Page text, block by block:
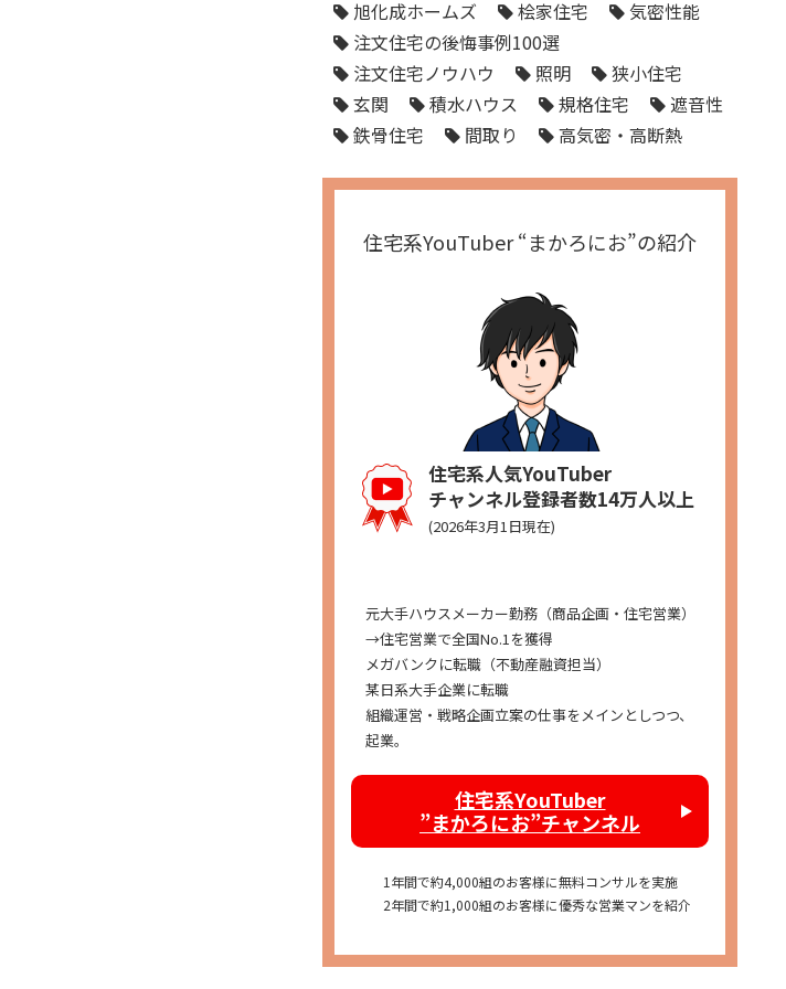
旭化成ホームズ 桧家住宅
気密性能
注文住宅の後悔事例100選
注文住宅ノウハウ
照明
狭小住宅
玄関
積水ハウス 規格住宅
遮音性
鉄骨住宅
間取り 高気密・高断熱
住宅系YouTuber “まかろにお”の紹介
住宅系人気YouTuber
チャンネル登録者数14万人以上
(2026年3月1日現在)
元大手ハウスメーカー勤務（商品企画・住宅営業）
→住宅営業で全国No.1を獲得
メガバンクに転職（不動産融資担当）
某日系大手企業に転職
組織運営・戦略企画立案の仕事をメインとしつつ、
起業。
住宅系YouTuber
”まかろにお”チャンネル
1年間で約4,000組のお客様に無料コンサルを実施
2年間で約1,000組のお客様に優秀な営業マンを紹介